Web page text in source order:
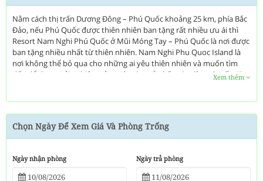
Nằm cách thị trấn Dương Đông – Phú Quốc khoảng 25 km, phía Bắc
Đảo, nếu Phú Quốc được thiên nhiên ban tặng rất nhiều ưu ái thì
Resort Nam Nghi Phú Quốc ở Mũi Móng Tay – Phú Quốc là nơi được
ban tặng nhiều nhất từ thiên nhiên. Nam Nghi Phu Quoc Island là
nơi không thể bỏ qua cho những ai yêu thiên nhiên và muốn tìm
đến để được trải nghiệm cảm giác như gắn kết, như là gạch nối giữa
Trong một khoảng không gian nhỏ của Nam Nghi resort hội tụ cả
rừng cây nguyên sinh, đồi núi đá cheo leo, biển đảo trong xanh cùng
hệ sinh thái san hô.
Với kiến trúc của Nam Nghi, chúng tôi luôn cố gắng sử dụng những
vật liệu tự nhiên nhất đến từ địa phương trong việc xây dựng. Điều
này mang lại sự kết nối với thiên nhiên và tạo ra một nét duyên
Xem thêm
Chọn Ngày Để Xem Giá Và Phòng Trống
Ngày nhận phòng Ngày trả phòng